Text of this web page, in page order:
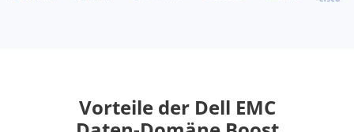
Vorteile der Dell EMC